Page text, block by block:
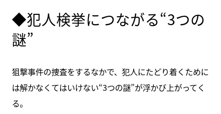
◆犯人検挙につながる“3つの
謎”
狙撃事件の捜査をするなかで、犯人にたどり着くために
は解かなくてはいけない“3つの謎”が浮かび上がってく
る。